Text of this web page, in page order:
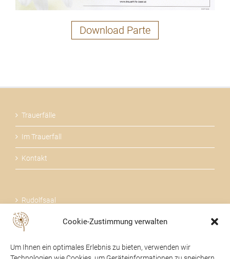
Cookie-Zustimmung verwalten
Um Ihnen ein optimales Erlebnis zu bieten, verwenden wir
Download Parte
Trauerfälle
Im Trauerfall
Kontakt
Rudolfsaal
Über uns